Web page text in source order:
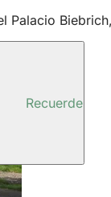
Palacio
Recuerde